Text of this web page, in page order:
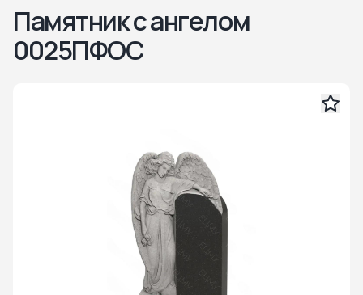
Памятник с ангелом
0025ПФОС